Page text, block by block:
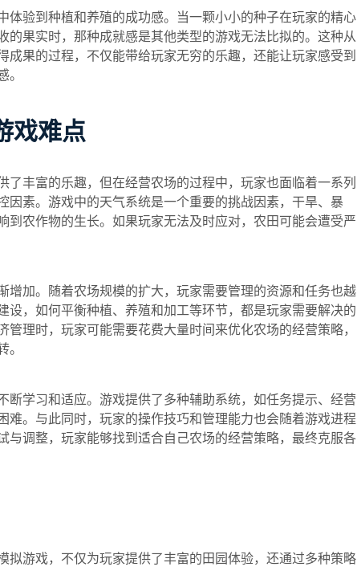
体验到种植和养殖的成功感。当一颗小小的种子在玩家的精心
的果实时，那种成就感是其他类型的游戏无法比拟的。这种从
成果的过程，不仅能带给玩家无穷的乐趣，还能让玩家感受到
戏难点
了丰富的乐趣，但在经营农场的过程中，玩家也面临着一系列
因素。游戏中的天气系统是一个重要的挑战因素，干旱、暴
到农作物的生长。如果玩家无法及时应对，农田可能会遭受严
增加。随着农场规模的扩大，玩家需要管理的资源和任务也越
设，如何平衡种植、养殖和加工等环节，都是玩家需要解决的
管理时，玩家可能需要花费大量时间来优化农场的经营策略，
断学习和适应。游戏提供了多种辅助系统，如任务提示、经营
难。与此同时，玩家的操作技巧和管理能力也会随着游戏进程
与调整，玩家能够找到适合自己农场的经营策略，最终克服各
拟游戏，不仅为玩家提供了丰富的田园体验，还通过多种策略